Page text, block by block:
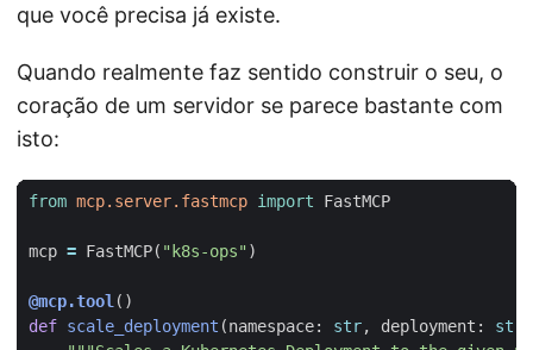
que você precisa já existe.
Quando realmente faz sentido construir o seu, o
coração de um servidor se parece bastante com
isto:
from mcp.server.fastmcp import FastMCP
mcp = FastMCP( "k8s-ops")
@mcp.tool()
def scale_deployment (namespace: str, deployment : str